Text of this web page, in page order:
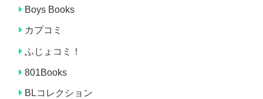
Boys Books
カプコミ
ふじょコミ！
801Books
BLコレクション